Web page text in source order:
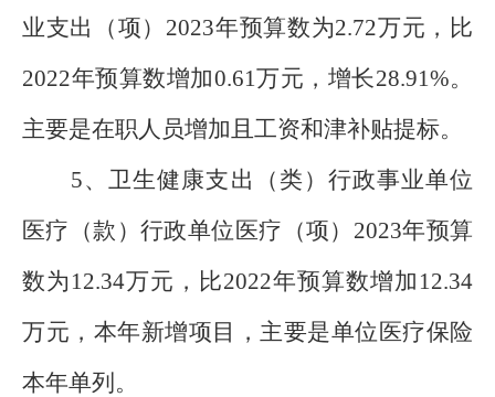
业支出（项）2023年预算数为2.72万元，比
2022年预算数增加0.61万元，增长28.91%。
主要是在职人员增加且工资和津补贴提标。
5、卫生健康支出（类）行政事业单位
医疗（款）行政单位医疗（项）2023年预算
数为12.34万元，比2022年预算数增加12.34
万元，本年新增项目，主要是单位医疗保险
本年单列。